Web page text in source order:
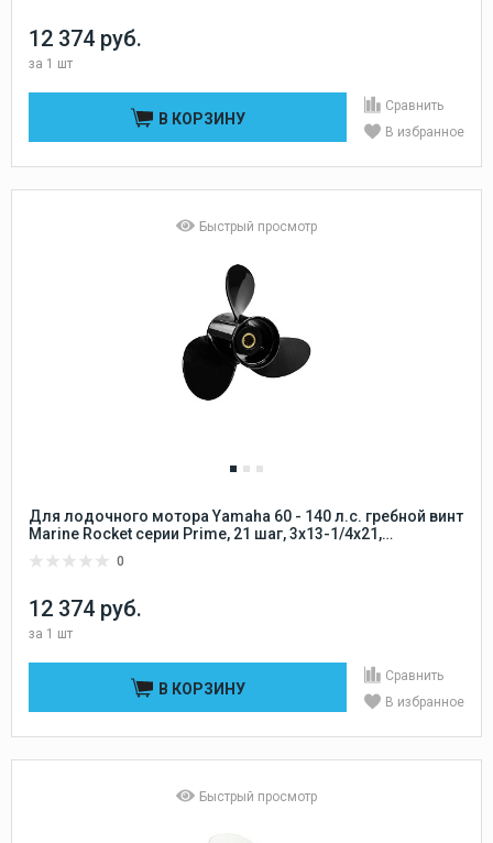
12 374 руб.
за 1 шт
В КОРЗИНУ
Сравнить
В избранное
Быстрый просмотр
Для лодочного мотора Yamaha 60 - 140 л.с. гребной винт
Marine Rocket серии Prime, 21 шаг, 3x13-1/4x21,
0
12 374 руб.
за 1 шт
В КОРЗИНУ
Сравнить
В избранное
Быстрый просмотр